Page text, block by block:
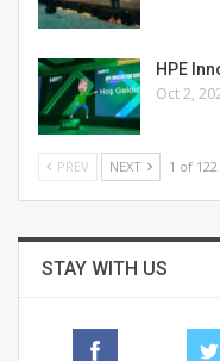
HPE
Oct 2,
PREV NEXT 1 of 122
STAY WITH US